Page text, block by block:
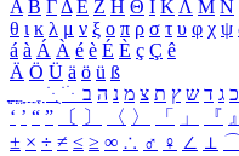
Α Β ΓΔ Ε Ζ Η Θ Ι ΚΛ Μ Ν
θ ι κ λ μ ν ξ ο π ρ σ τ υ φ χ ψ
á à Á À é è É È ç Ç ê
Ä Ö Ü ä ö ü ß
ִֶֹ ֻּ ׁׂ כ ג ד ש ץ ת צ מ נ ה ב
‘ ’ “ ” 〔 〕 〈 〉 「 」 『 』
± × ÷ ≠ ≤ ≥ ∞ ∴ ♂ ♀ ∠ ⊥